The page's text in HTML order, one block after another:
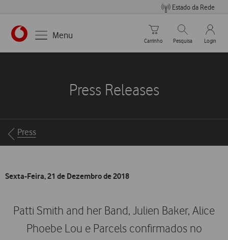
Estado da Rede
https://www.vodafone.pt
Menu
Carrinho de compras
Carrinho
Pesquisar
Pesquisa
My
Login
Press Releases
Breadcrumbs
Press
Sexta-Feira, 21 de Dezembro de 2018
Patti Smith and her Band, Julien Baker, Alice
Phoebe Lou e Parcels confirmados no